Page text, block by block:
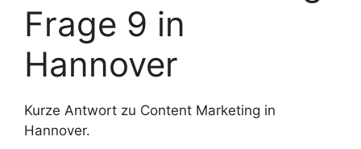
Frage 9 in
Hannover
Kurze Antwort zu Content Marketing in
Hannover.